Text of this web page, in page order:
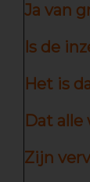
Ja van
Is de
Het is
Dat alle
Zijn